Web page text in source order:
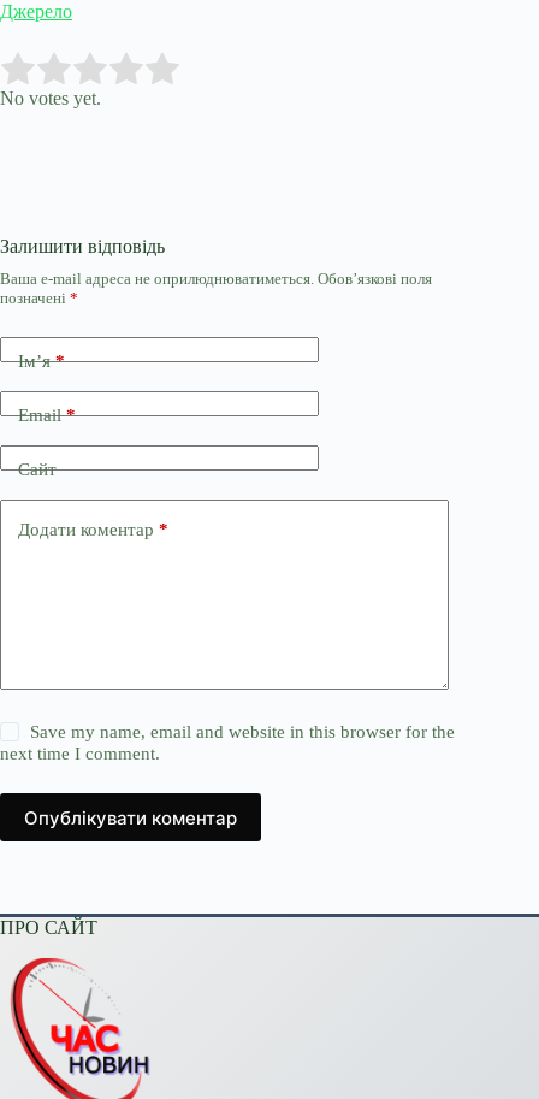
Джерело
Rate this item:
No votes yet.
Залишити відповідь
Ваша e-mail адреса не оприлюднюватиметься. Обов’язкові поля
позначені *
Ім’я*
Email*
Сайт
Додати коментар *
Save my name, email and website in this browser for the
next time I comment.
Опублікувати коментар
ПРО САЙТ